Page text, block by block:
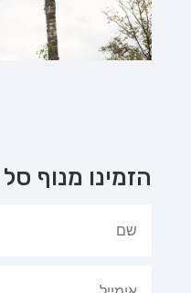
הזמינו מנוף סל